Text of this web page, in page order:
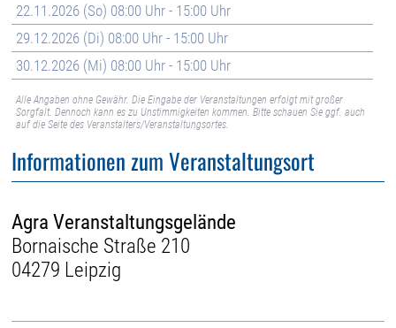
22.11.2026 (So) 08:00 Uhr - 15:00 Uhr
29.12.2026 (Di) 08:00 Uhr - 15:00 Uhr
30.12.2026 (Mi) 08:00 Uhr - 15:00 Uhr
Alle Angaben ohne Gewähr. Die Eingabe der Veranstaltungen erfolgt mit großer
Sorgfalt. Dennoch kann es zu Unstimmigkeiten kommen. Bitte schauen Sie ggf. auch
auf die Seite des Veranstalters/Veranstaltungsortes.
Informationen zum Veranstaltungsort
Agra Veranstaltungsgelände
Bornaische Straße 210
04279 Leipzig